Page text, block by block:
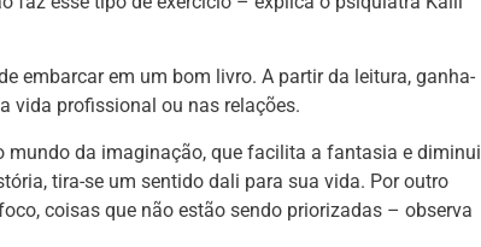
embarcar em um bom livro. A partir da leitura, ganha-
vida profissional ou nas relações.
mundo da imaginação, que facilita a fantasia e diminui
tira-se um sentido dali para sua vida. Por outro
coisas que não estão sendo priorizadas – observa